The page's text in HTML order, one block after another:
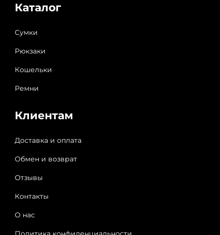
Каталог
Сумки
Рюкзаки
Кошельки
Ремни
Клиентам
Доставка и оплата
Обмен и возврат
Отзывы
Контакты
О нас